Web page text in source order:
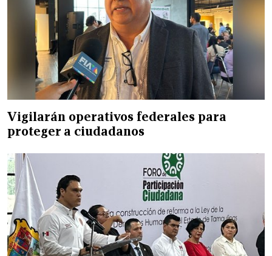
Vigilarán operativos federales para
proteger a ciudadanos